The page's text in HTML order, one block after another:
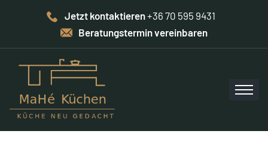
Jetzt kontaktieren+36 70 595 9431
Beratungstermin vereinbaren